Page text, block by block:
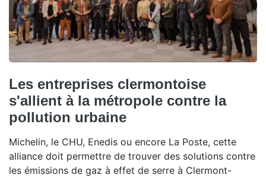
Les entreprises clermontoise
s'allient à la métropole contre la
pollution urbaine
Michelin, le CHU, Enedis ou encore La Poste, cette
alliance doit permettre de trouver des solutions contre
les émissions de gaz à effet de serre à Clermont-